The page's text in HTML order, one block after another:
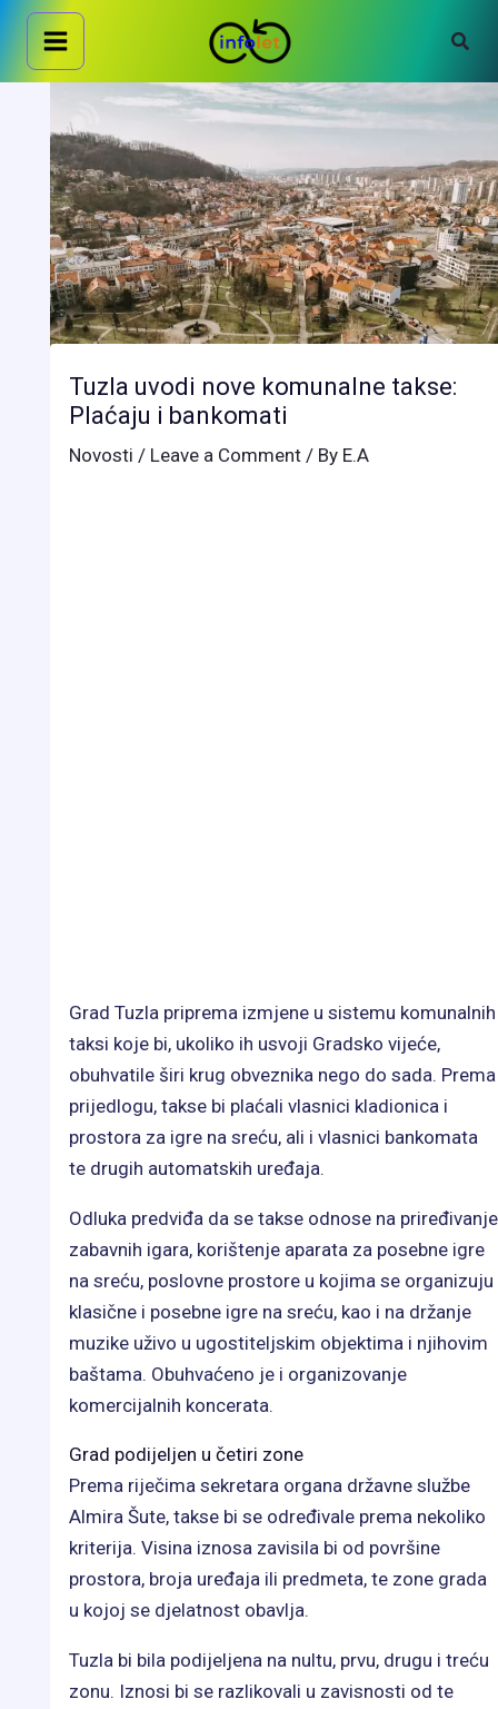
Skip
content
Tuzla uvodi nove komunalne takse:
Plaćaju i bankomati
Novosti / Leave a Comment / By E.A
Grad Tuzla priprema izmjene u sistemu komunalnih
taksi koje bi, ukoliko ih usvoji Gradsko vijeće,
obuhvatile širi krug obveznika nego do sada. Prema
prijedlogu, takse bi plaćali vlasnici kladionica i
prostora za igre na sreću, ali i vlasnici bankomata
te drugih automatskih uređaja.
Odluka predviđa da se takse odnose na priređivanje
zabavnih igara, korištenje aparata za posebne igre
na sreću, poslovne prostore u kojima se organizuju
klasične i posebne igre na sreću, kao i na držanje
muzike uživo u ugostiteljskim objektima i njihovim
baštama. Obuhvaćeno je i organizovanje
komercijalnih koncerata.
Grad podijeljen u četiri zone
Prema riječima sekretara organa državne službe
Almira Šute, takse bi se određivale prema nekoliko
kriterija. Visina iznosa zavisila bi od površine
prostora, broja uređaja ili predmeta, te zone grada
u kojoj se djelatnost obavlja.
Tuzla bi bila podijeljena na nultu, prvu, drugu i treću
zonu. Iznosi bi se razlikovali u zavisnosti od te